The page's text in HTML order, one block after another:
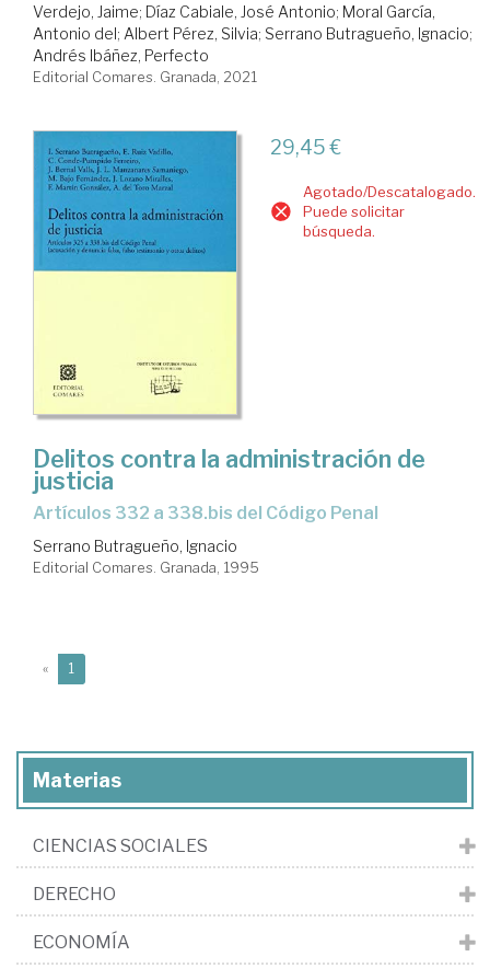
Verdejo, Jaime; Díaz Cabiale, José Antonio; Moral García,
Antonio del; Albert Pérez, Silvia; Serrano Butragueño, Ignacio;
Andrés Ibáñez, Perfecto
Editorial Comares. Granada, 2021
29,45 €
Agotado/Descatalogado.
Puede solicitar
búsqueda.
Delitos contra la administración de
justicia
Artículos 332 a 338.bis del Código Penal
Serrano Butragueño, Ignacio
Editorial Comares. Granada, 1995
« 1
Materias
CIENCIAS SOCIALES
DERECHO
ECONOMÍA